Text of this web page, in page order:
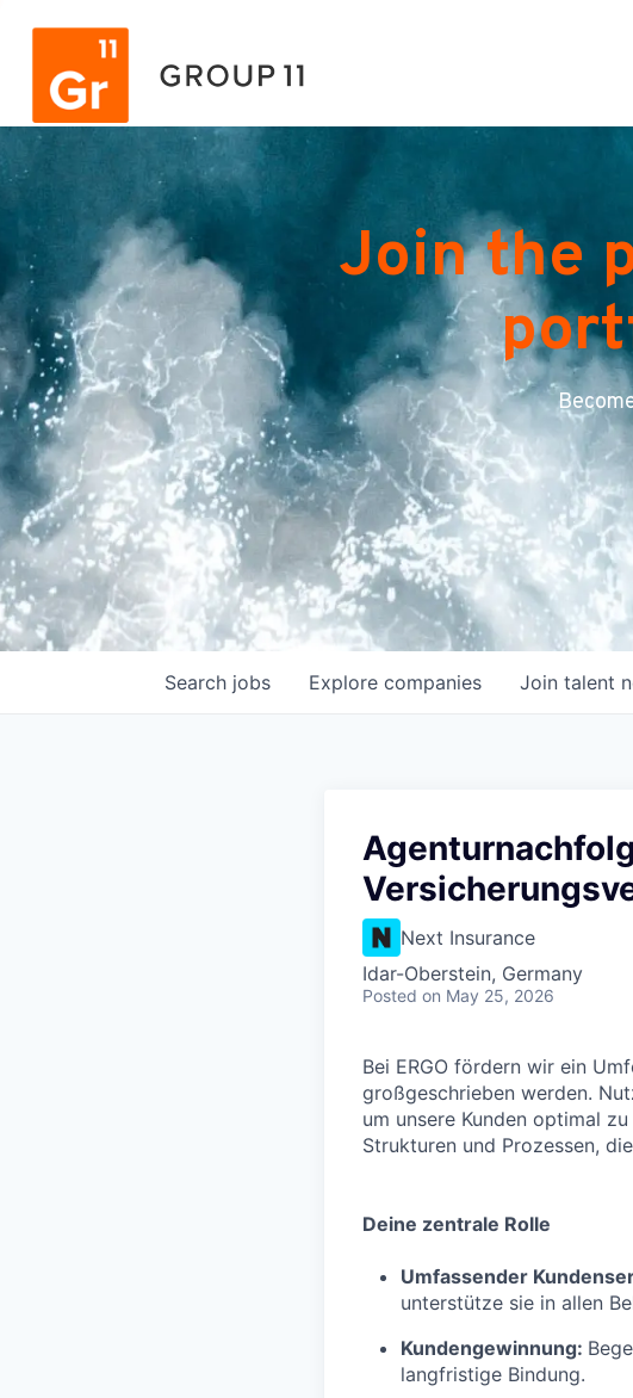
Join the
Search jobs Explore companies Join talent
Next Insurance
Idar-Oberstein, Germany
Posted on May 25, 2026
Bei ERGO fördern wir ein
großgeschrieben werden.
um unsere Kunden optimal
Strukturen und Prozessen,
Deine zentrale Rolle
Umfassender
unterstütze sie in allen
Kundengewinnung:
langfristige Bindung.